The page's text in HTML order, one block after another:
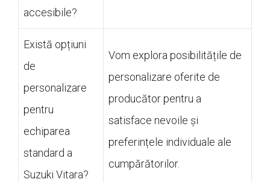
accesibile?
Există opțiuni
de
personalizare
pentru
echiparea
standard a
Suzuki Vitara?
Vom explora posibilitățile de
personalizare oferite de
producător pentru a
satisface nevoile și
preferințele individuale ale
cumpărătorilor.